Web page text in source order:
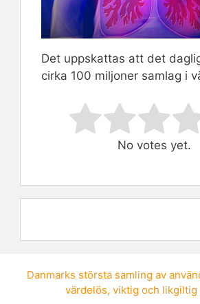
Det uppskattas att det
cirka 100 miljoner samlag i
Rate this item:
No votes yet.
Danmarks största samling av
värdelös, viktig och likgiltig